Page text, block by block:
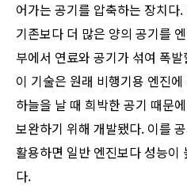
어가는 공기를 압축하는 장치다
기존보다 더 많은 양의 공기를
부에서 연료와 공기가 섞여 폭
이 기술은 원래 비행기용 엔진
하늘을 날 때 희박한 공기 때문
보완하기 위해 개발됐다. 이를
활용하면 일반 엔진보다 성능이
다.